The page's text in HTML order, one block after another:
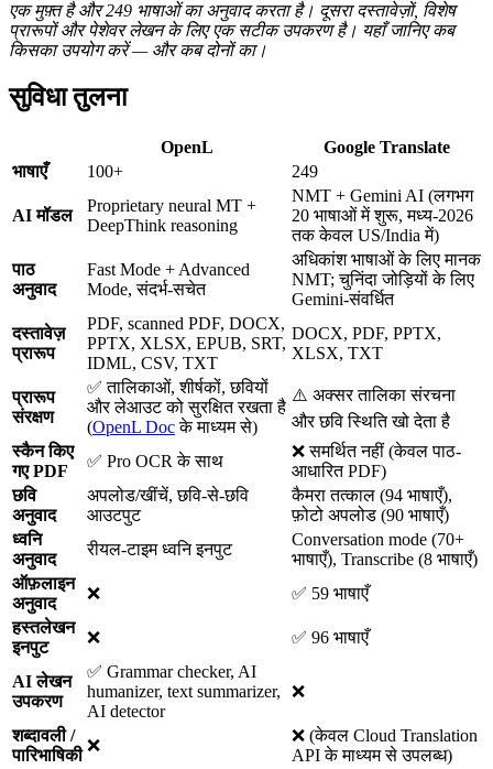
एक मुफ़्त है और 249 भाषाओं का अनुवाद करता है। दूसरा दस्तावेज़ों, विशेष
प्रारूपों और पेशेवर लेखन के लिए एक सटीक उपकरण है। यहाँ जानिए कब
किसका उपयोग करें — और कब दोनों का।
सुविधा तुलना
OpenL
Google Translate
भाषाएँ
100+ 249
AI मॉडल
Proprietary neural MT +
DeepThink reasoning
NMT + Gemini AI (लगभग
20 भाषाओं में शुरू, मध्य-2026
तक केवल US/India में)
पाठ
अनुवाद
Fast Mode + Advanced
Mode, संदर्भ-सचेत
अधिकांश भाषाओं के लिए मानक
NMT; चुनिंदा जोड़ियों के लिए
Gemini-संवर्धित
दस्तावेज़
प्रारूप
PDF, scanned PDF, DOCX,
PPTX, XLSX, EPUB, SRT,
IDML, CSV, TXT
DOCX, PDF, PPTX,
XLSX, TXT
प्रारूप
संरक्षण
✅ तालिकाओं, शीर्षकों, छवियों
और लेआउट को सुरक्षित रखता है
(OpenL Docके माध्यम से)
⚠️ अक्सर तालिका संरचना
और छवि स्थिति खो देता है
स्कैन किए
गए PDF
✅ Pro OCR के साथ
❌ समर्थित नहीं (केवल पाठ-
आधारित PDF)
छवि
अनुवाद
अपलोड/खींचें, छवि-से-छवि
आउटपुट
कैमरा तत्काल (94 भाषाएँ),
फ़ोटो अपलोड (90 भाषाएँ)
ध्वनि
अनुवाद
रीयल-टाइम ध्वनि इनपुट
Conversation mode (70+
भाषाएँ), Transcribe (8 भाषाएँ)
ऑफ़लाइन
अनुवाद
❌
✅ 59 भाषाएँ
हस्तलेखन
इनपुट
❌ ✅ 96 भाषाएँ
AI लेखन
उपकरण
✅ Grammar checker, AI
humanizer, text summarizer,
AI detector
❌
शब्दावली /
पारिभाषिकी
❌
❌ (केवल Cloud Translation
API के माध्यम से उपलब्ध)